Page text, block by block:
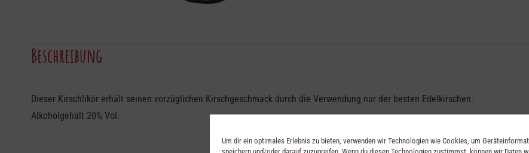
Um dir ein optimales Erlebnis zu bieten, verwenden wir Technologien wie Cookies, um
speichern und/oder darauf zuzugreifen. Wenn du diesen Technologien zustimmst, können wir Daten
Beschreibung
Dieser Kirschlikör erhält seinen vorzüglichen Kirschgeschmack durch die Verwendung nur der besten Edelkirschen.
Alkoholgehalt 20% Vol.